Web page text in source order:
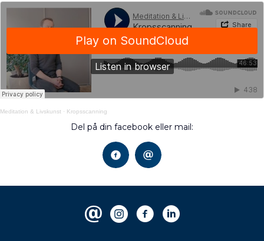
Meditation & Livskunst · Kropsscanning
Del på din facebook eller mail: